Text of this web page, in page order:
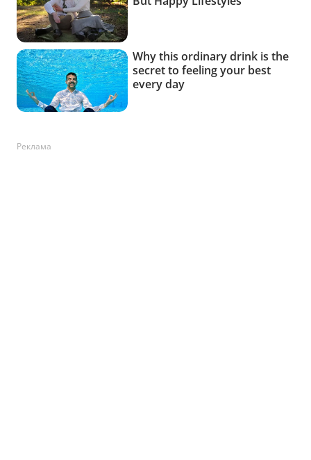
Реклама